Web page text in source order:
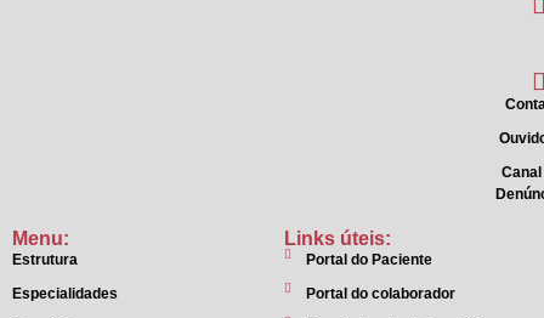
Canal
Menu:
Estrutura
Especialidades
Links úteis:
Portal do Paciente
Portal do colaborador